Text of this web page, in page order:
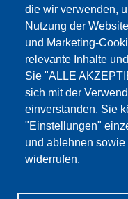
die wir verwenden,
Nutzung der
und Marketing-
relevante Inhalte
Sie "ALLE
sich mit der
einverstanden. Sie
"Einstellungen"
und ablehnen
widerrufen.
Dieser Inhalt ist
Cookies
NUR DIE
Alle